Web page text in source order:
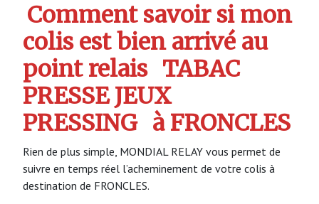
Comment savoir si mon
colis est bien arrivé au
point relais TABAC
PRESSE JEUX
PRESSING à FRONCLES
Rien de plus simple, MONDIAL RELAY vous permet de
suivre en temps réel l’acheminement de votre colis à
destination de FRONCLES.